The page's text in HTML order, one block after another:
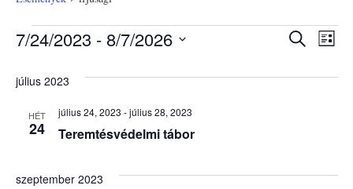
Keresett
Lista
7/24/2023 - 8/7/2026
július 2023
HÉT
24 Teremtésvédelmi tábor
július 24, 2023 -július 28, 2023
szeptember 2023